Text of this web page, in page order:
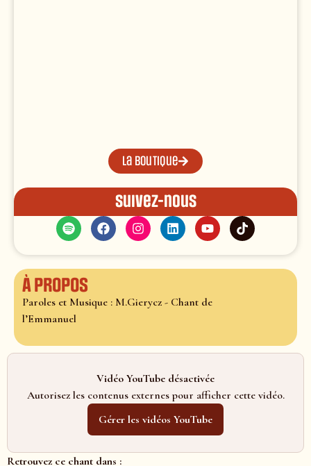
La boutique
Suivez-nous
À propos
Paroles et Musique : M.Gierycz - Chant de
l’Emmanuel
Vidéo YouTube désactivée
Autorisez les contenus externes pour afficher cette vidéo.
Gérer les vidéos YouTube
Retrouvez ce chant dans :